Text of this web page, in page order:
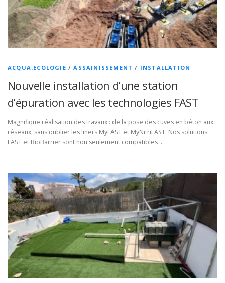
ACQUA.ECOLOGIE /ASSAINISSEMENT / INSTALLATION
Nouvelle installation d’une station
d’épuration avec les technologies FAST
Magnifique réalisation des travaux : de la pose des cuves en béton aux
réseaux, sans oublier les liners MyFAST et MyNitriFAST. Nos solutions
FAST et BioBarrier sont non seulement compatibles …